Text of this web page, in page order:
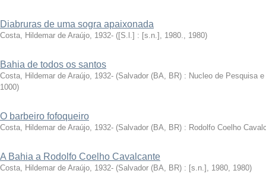
Diabruras de uma sogra apaixonada
Costa, Hildemar de Araújo, 1932- ([S.l.] : [s.n.], 1980., 1980)
Bahia de todos os santos
Costa, Hildemar de Araújo, 1932- (Salvador (BA, BR) : Nucleo de Pesquisa
1000)
O barbeiro fofoqueiro
Costa, Hildemar de Araújo, 1932- (Salvador (BA, BR) : Rodolfo Coelho
A Bahia a Rodolfo Coelho Cavalcante
Costa, Hildemar de Araújo, 1932- (Salvador (BA, BR) : [s.n.], 1980, 1980)